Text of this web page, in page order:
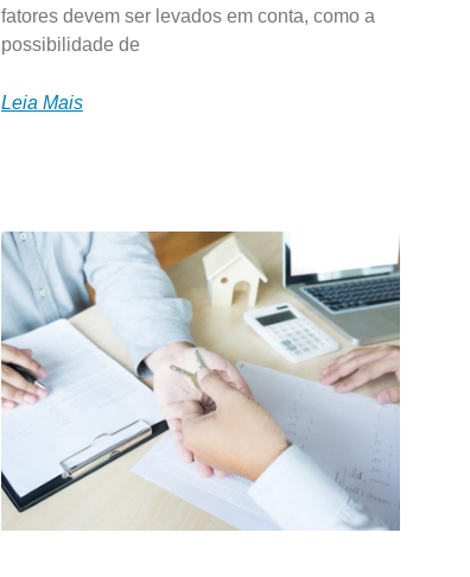
fatores devem ser levados em conta, como a
possibilidade de
Leia Mais